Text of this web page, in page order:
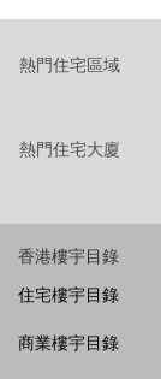
熱門住宅區域
熱門住宅大廈
香港樓宇目錄
住宅樓宇目錄
商業樓宇目錄